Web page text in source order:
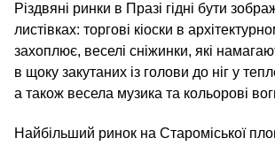
Різдвяні ринки в Празі гідні бути
листівках: торгові кіоски в
захоплює, веселі сніжинки, які
в щоку закутаних із голови до ніг у
а також весела музика та кольорові
Найбільший ринок на Староміської